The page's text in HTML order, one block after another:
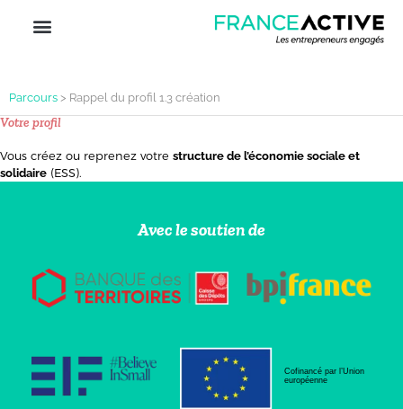
Parcours > Rappel du profil 1.3 création
Votre profil
Vous créez ou reprenez votre structure de l’économie sociale et
solidaire (ESS).
Avec le soutien de
Cofinancé par l’Union
européenne